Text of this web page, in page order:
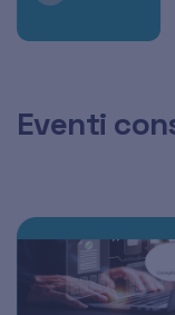
Eventi